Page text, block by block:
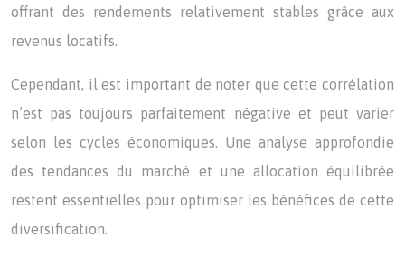
offrant des rendements relativement stables grâce aux
revenus locatifs.
Cependant, il est important de noter que cette corrélation
n’est pas toujours parfaitement négative et peut varier
selon les cycles économiques. Une analyse approfondie
des tendances du marché et une allocation équilibrée
restent essentielles pour optimiser les bénéfices de cette
diversification.